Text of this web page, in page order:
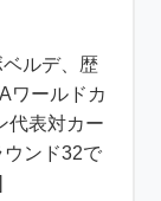
ベルデ、歴
ワールドカ
代表対カー
ンド32で